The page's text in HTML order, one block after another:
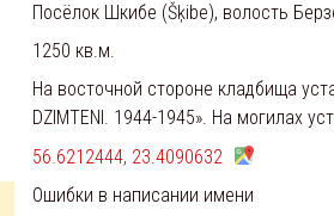
Посёлок Шкибе (Šķibe), волость
1250 кв.м.
На восточной стороне кладбища
DZIMTENI. 1944-1945». На могилах
56.6212444, 23.4090632
Ошибки в написании имени